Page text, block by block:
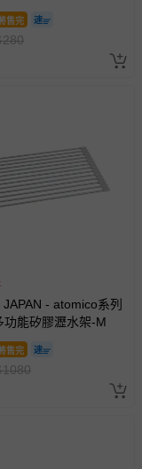
售完
280
JAPAN - atomico系列
功能矽膠瀝水架-M
售完
1080